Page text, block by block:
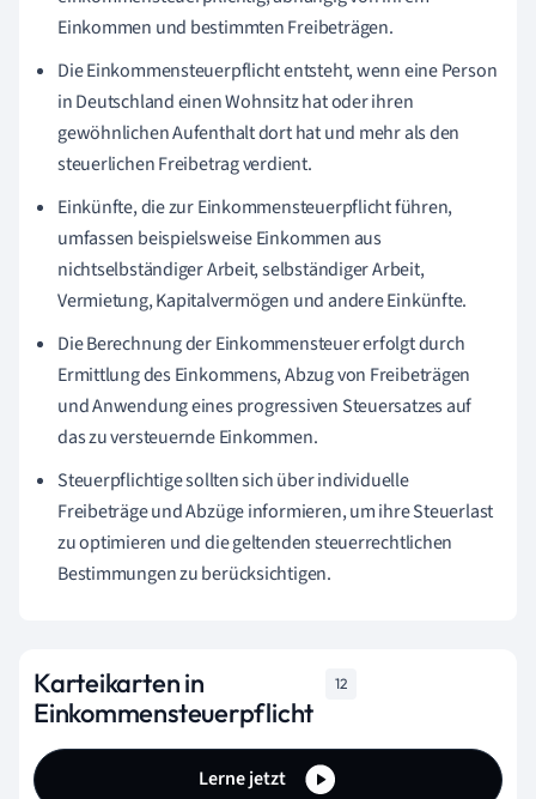
Einkommen und bestimmten Freibeträgen.
Die Einkommensteuerpflicht entsteht, wenn eine Person
in Deutschland einen Wohnsitz hat oder ihren
gewöhnlichen Aufenthalt dort hat und mehr als den
steuerlichen Freibetrag verdient.
Einkünfte, die zur Einkommensteuerpflicht führen,
umfassen beispielsweise Einkommen aus
nichtselbständiger Arbeit, selbständiger Arbeit,
Vermietung, Kapitalvermögen und andere Einkünfte.
Die Berechnung der Einkommensteuer erfolgt durch
Ermittlung des Einkommens, Abzug von Freibeträgen
und Anwendung eines progressiven Steuersatzes auf
das zu versteuernde Einkommen.
Steuerpflichtige sollten sich über individuelle
Freibeträge und Abzüge informieren, um ihre Steuerlast
zu optimieren und die geltenden steuerrechtlichen
Bestimmungen zu berücksichtigen.
Karteikarten in
Einkommensteuerpflicht
12
Lerne jetzt